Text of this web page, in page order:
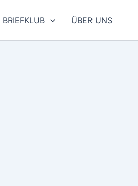
BRIEFKLUB ÜBER UNS